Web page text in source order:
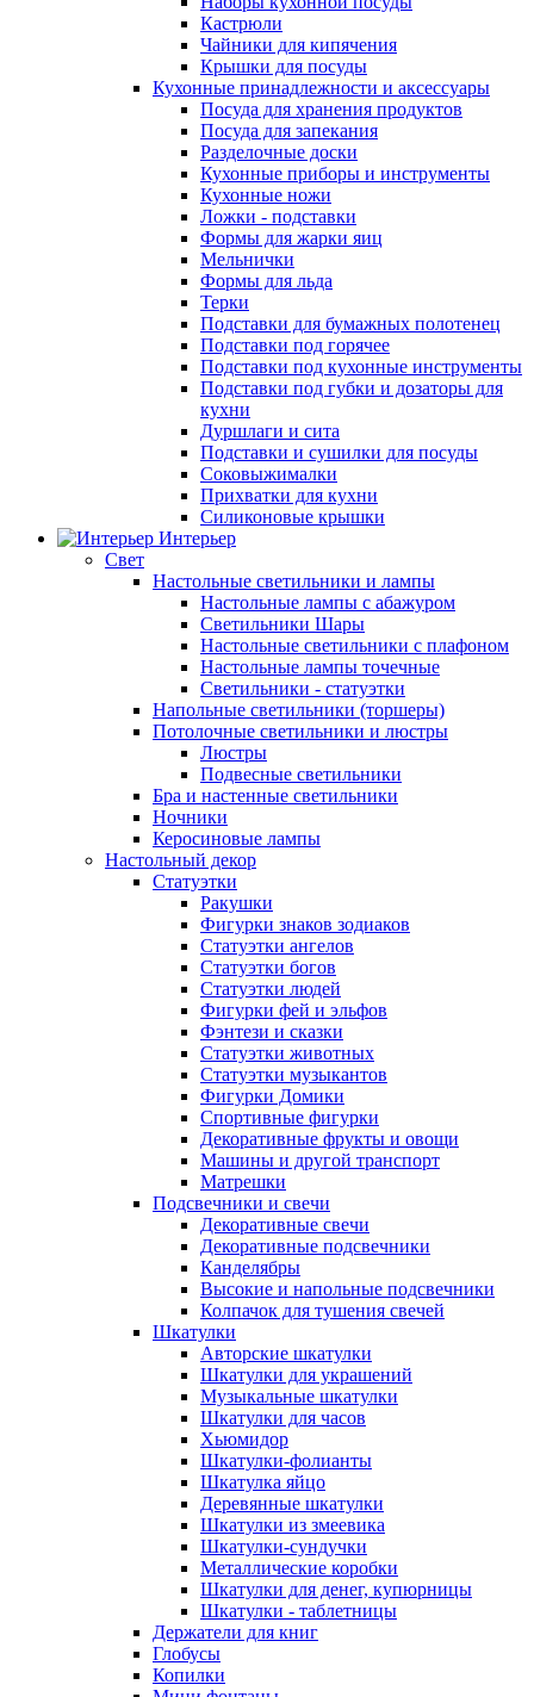
Кастрюли
Чайники для кипячения
Крышки для посуды
Кухонные принадлежности и аксессуары
Посуда для хранения продуктов
Посуда для запекания
Разделочные доски
Кухонные приборы и инструменты
Кухонные ножи
Ложки - подставки
Формы для жарки яиц
Мельнички
Формы для льда
Терки
Подставки для бумажных полотенец
Подставки под горячее
Подставки под кухонные инструменты
Подставки под губки и дозаторы для
кухни
Дуршлаги и сита
Подставки и сушилки для посуды
Соковыжималки
Прихватки для кухни
Силиконовые крышки
Интерьер
Свет
Настольные светильники и лампы
Настольные лампы с абажуром
Светильники Шары
Настольные светильники с плафоном
Настольные лампы точечные
Светильники - статуэтки
Напольные светильники (торшеры)
Потолочные светильники и люстры
Люстры
Подвесные светильники
Бра и настенные светильники
Ночники
Керосиновые лампы
Настольный декор
Статуэтки
Ракушки
Фигурки знаков зодиаков
Статуэтки ангелов
Статуэтки богов
Статуэтки людей
Фигурки фей и эльфов
Фэнтези и сказки
Статуэтки животных
Статуэтки музыкантов
Фигурки Домики
Спортивные фигурки
Декоративные фрукты и овощи
Машины и другой транспорт
Матрешки
Подсвечники и свечи
Декоративные свечи
Декоративные подсвечники
Канделябры
Высокие и напольные подсвечники
Колпачок для тушения свечей
Шкатулки
Авторские шкатулки
Шкатулки для украшений
Музыкальные шкатулки
Шкатулки для часов
Хьюмидор
Шкатулки-фолианты
Шкатулка яйцо
Деревянные шкатулки
Шкатулки из змеевика
Шкатулки-сундучки
Металлические коробки
Шкатулки для денег, купюрницы
Шкатулки - таблетницы
Держатели для книг
Глобусы
Копилки